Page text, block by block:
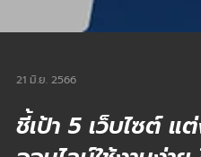
21 มิ.ย. 2566